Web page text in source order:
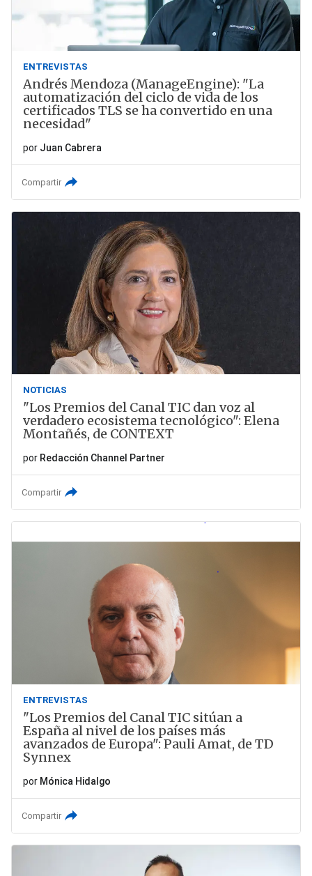
ENTREVISTAS
Andrés Mendoza (ManageEngine): "La
automatización del ciclo de vida de los
certificados TLS se ha convertido en una
necesidad"
por Juan Cabrera
Compartir
NOTICIAS
"Los Premios del Canal TIC dan voz al
verdadero ecosistema tecnológico": Elena
Montañés, de CONTEXT
por Redacción Channel Partner
Compartir
ENTREVISTAS
"Los Premios del Canal TIC sitúan a
España al nivel de los países más
avanzados de Europa": Pauli Amat, de TD
Synnex
por Mónica Hidalgo
Compartir